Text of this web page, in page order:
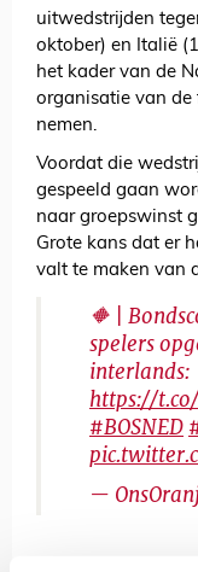
uitwedstrijden
oktober) en Italië
het kader van de
organisatie van de
nemen.
Voordat die
gespeeld gaan
naar groepswinst
Grote kans dat er
valt te maken van
🔶 |
spelers
interlands:
https://
#BOSNED
—